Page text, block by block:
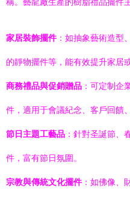
家居裝飾擺件：如抽象藝術造型
的靜物擺件等，能有效提升家居
商務禮品與促銷贈品 ：可定制企
件，適用于會議紀念、客戶回饋
節日主題工藝品 ：針對圣誕節、
件，富有節日氛圍。
宗教與傳統文化擺件：如佛像、